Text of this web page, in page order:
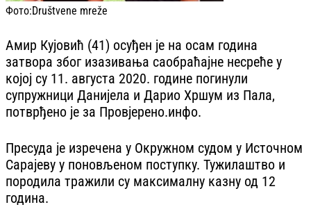
Фото:Društvene mreže
Амир Кујовић (41) осуђен је на осам година
затвора због изазивања саобраћајне несреће у
којој су 11. августа 2020. године погинули
супружници Данијела и Дарио Хршум из Пала,
потврђено је за Провјерено.инфо.
Пресуда је изречена у Окружном судом у Источном
Сарајеву у поновљеном поступку. Тужилаштво и
породила тражили су максималну казну од 12
година.